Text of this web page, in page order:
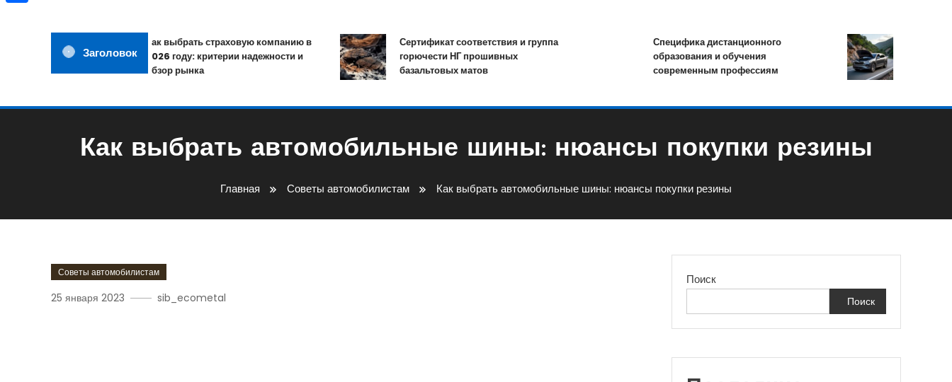
Заголовок
Как выбрать страховую компанию в
2026 году: критерии надежности и
обзор рынка
Сертификат соответствия и группа
горючести НГ прошивных
базальтовых матов
Специфика дистанционного
образования и обучения
современным профессиям
Обзор TANK
Как выбрать автомобильные шины: нюансы покупки резины
Главная Советы автомобилистам Как выбрать автомобильные шины: нюансы покупки резины
Советы автомобилистам
25 января 2023 sib_ecometal
Поиск
Поиск